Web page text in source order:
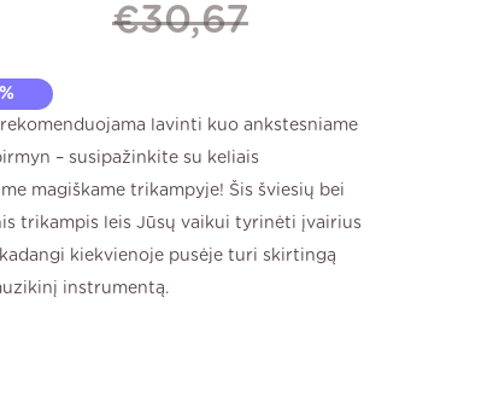
€30,67
lavinti kuo ankstesniame
– susipažinkite su keliais
magiškame trikampyje! Šis šviesių bei
trikampis leis Jūsų vaikui tyrinėti įvairius
kiekvienoje pusėje turi skirtingą
instrumentą.